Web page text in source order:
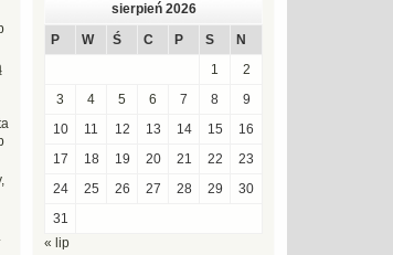
sierpień 2026
P
W Ś C P S
N
1
2
3
4 5 6 7 8
9
10
11 12 13 14 15
16
17
18 19 20 21 22
23
24
25 26 27 28 29
30
31
« lip